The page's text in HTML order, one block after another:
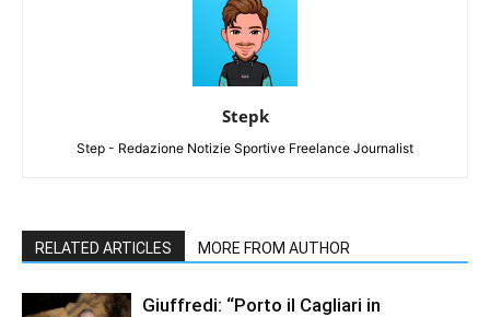
Stepk
Step - Redazione Notizie Sportive Freelance Journalist
RELATED ARTICLES MORE FROM AUTHOR
Giuffredi: “Porto il Cagliari in